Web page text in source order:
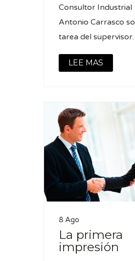
Consultor Industrial
Antonio Carrasco
tarea del supervisor.
LEE MAS
8 Ago
La primera
impresión